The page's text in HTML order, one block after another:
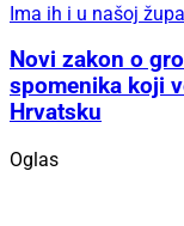
Ima ih i u našoj
Novi zakon o
spomenika koji
Hrvatsku
Oglas